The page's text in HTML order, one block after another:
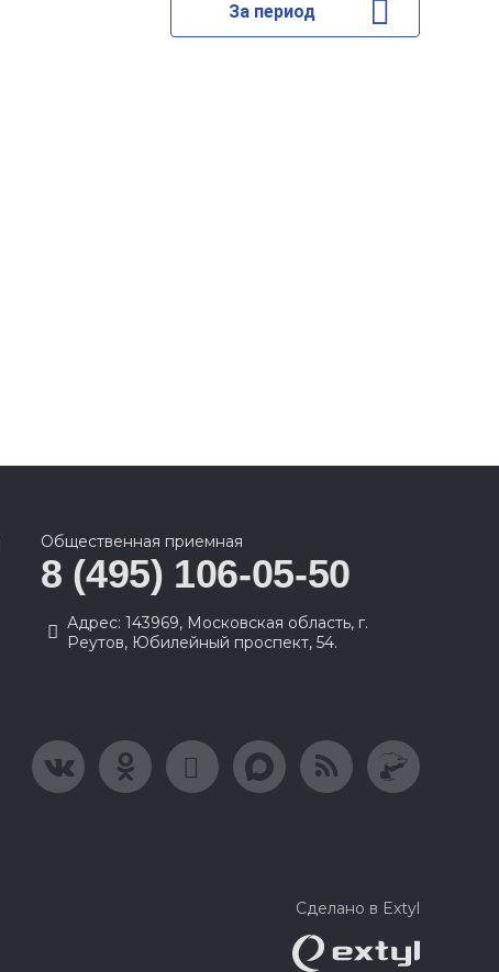
За период
Общественная приемная
8 (495) 106-05-50
Адрес: 143969, Московская область, г.
Реутов, Юбилейный проспект, 54.
Сделано в Extyl